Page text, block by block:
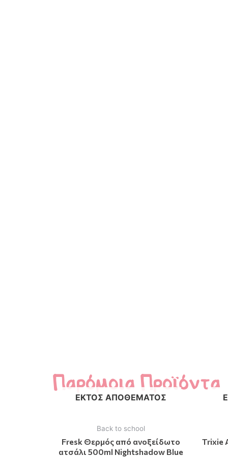
Παρόμοια Προϊόντα
ΕΚΤΌΣ ΑΠΟΘΈΜΑΤΟΣ
Back to school
Fresk Θερμός από ανοξείδωτο
ατσάλι 500ml Nightshadow Blue
Trixie